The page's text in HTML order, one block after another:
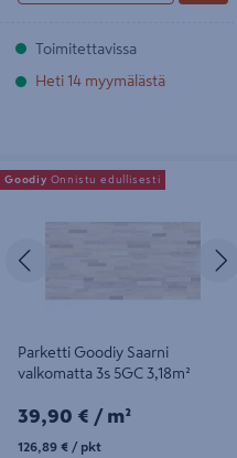
Toimitettavissa
Heti 14 myymälästä
Parketti Goodiy Saarni valkomatta
3s 5GC 3,18m²
Edellinen
Parketti Goodiy Saarni
valkomatta 3s 5GC 3,18m²
39,90€/m²
39,90 € / m²
126,89€/pkt
126,89 € / pkt
Goodiy Onnistu edullisesti